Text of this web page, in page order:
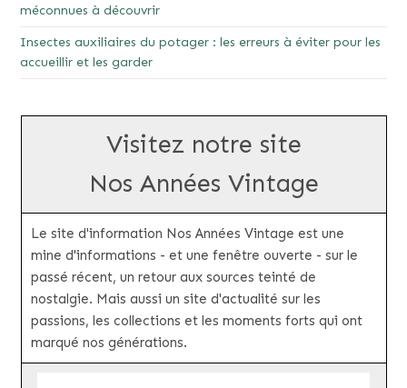
méconnues à découvrir
Insectes auxiliaires du potager : les erreurs à éviter pour les
accueillir et les garder
Visitez notre site
Nos Années Vintage
Le site d'information Nos Années Vintage est une
mine d'informations - et une fenêtre ouverte - sur le
passé récent, un retour aux sources teinté de
nostalgie. Mais aussi un site d'actualité sur les
passions, les collections et les moments forts qui ont
marqué nos générations.